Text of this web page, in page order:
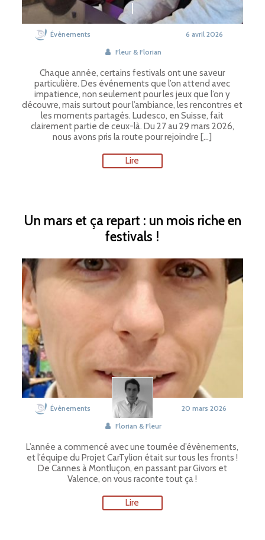
Évènements
Fleur & Florian
6 avril 2026
Chaque année, certains festivals ont une saveur
particulière. Des événements que l’on attend avec
impatience, non seulement pour les jeux que l’on y
découvre, mais surtout pour l’ambiance, les rencontres et
les moments partagés. Ludesco, en Suisse, fait
clairement partie de ceux-là. Du 27 au 29 mars 2026,
nous avons pris la route pour rejoindre […]
Lire
Un mars et ça repart : un mois riche en
festivals !
Évènements
Florian & Fleur
20 mars 2026
L’année a commencé avec une tournée d’évènements,
et l’équipe du Projet CarTylion était sur tous les fronts !
De Cannes à Montluçon, en passant par Givors et
Valence, on vous raconte tout ça !
Lire